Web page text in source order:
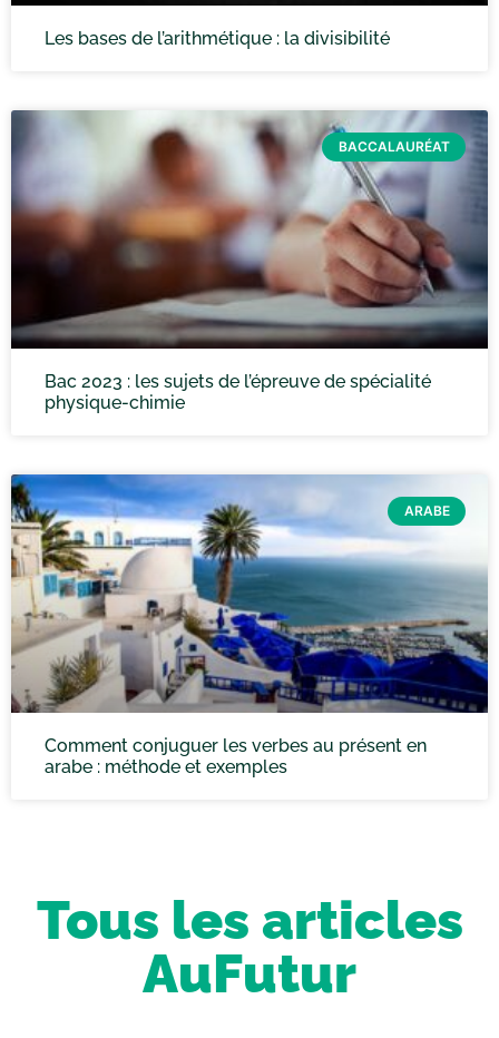
Les bases de l’arithmétique : la divisibilité
BACCALAURÉAT
Bac 2023 : les sujets de l’épreuve de spécialité
physique-chimie
ARABE
Comment conjuguer les verbes au présent en
arabe : méthode et exemples
Tous les articles
AuFutur